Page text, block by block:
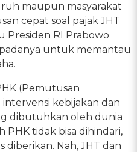
maupun masyarakat
cepat soal pajak JHT
Presiden RI Prabowo
untuk memantau
(Pemutusan
kebijakan dan
dibutuhkan oleh dunia
PHK tidak bisa dihindari,
Nah, JHT dan